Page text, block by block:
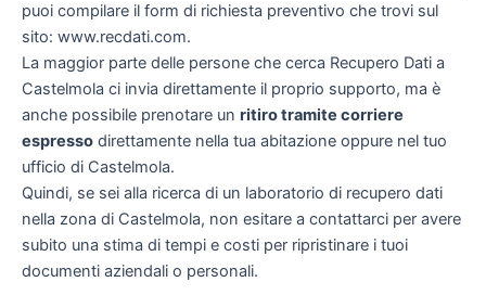
puoi compilare il form di richiesta preventivo che trovi sul
sito: www.recdati.com.
La maggior parte delle persone che cerca Recupero Dati a
Castelmola ci invia direttamente il proprio supporto, ma è
anche possibile prenotare un ritiro tramite corriere
espresso direttamente nella tua abitazione oppure nel tuo
ufficio di Castelmola.
Quindi, se sei alla ricerca di un laboratorio di recupero dati
nella zona di Castelmola, non esitare a contattarci per avere
subito una stima di tempi e costi per ripristinare i tuoi
documenti aziendali o personali.